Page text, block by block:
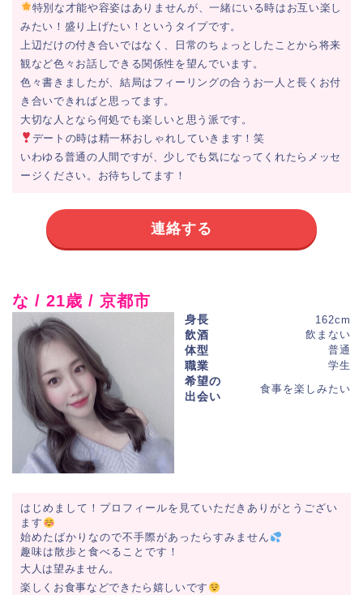
特別な才能や容姿はありませんが、一緒にいる時はお互い楽し
みたい！盛り上げたい！というタイプです。
上辺だけの付き合いではなく、日常のちょっとしたことから将来
観など色々お話しできる関係性を望んでいます。
色々書きましたが、結局はフィーリングの合うお一人と長くお付
き合いできればと思ってます。
大切な人となら何処でも楽しいと思う派です。
デートの時は精一杯おしゃれしていきます！笑
いわゆる普通の人間ですが、少しでも気になってくれたらメッセ
ージください。お待ちしてます！
連絡する
な / 21歳 / 京都市
身長 162cm
飲酒 飲まない
体型 普通
職業 学生
希望の
出会い
食事を楽しみたい
はじめまして！プロフィールを見ていただきありがとうござい
ます
始めたばかりなので不手際があったらすみません
趣味は散歩と食べることです！
大人は望みません。
楽しくお食事などできたら嬉しいです